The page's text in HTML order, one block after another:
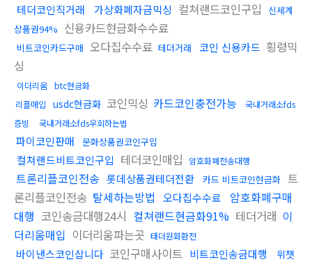
테더코인직거래 가상화폐자금믹싱 컬쳐랜드코인구입
신세계
상품권94% 신용카드현금화수수료
비트코인카드구매 오다집수수료 테더거래 코인 신용카드 횡령믹
싱
이더리움 btc현금화
리플매입
usdc현금화 코인믹싱 카드코인충전가능
국내거래소fds
증빙
국내거래소fds우회하는법
파이코인판매 문화상품권코인구입
컬쳐랜드비트코인구입 테더코인매입 암호화폐전송대행
트론리플코인전송 롯데상품권테더전환 카드 비트코인현금화 트
론리플코인전송 탈세하는방법 오다집수수료
암호화폐구매
대행 코인송금대행24시 컬쳐랜드현금화91% 테더거래 이
더리움매입 이더리움파는곳 태더원화환전
바이낸스코인삽니다 코인구매사이트 비트코인송금대행
위챗